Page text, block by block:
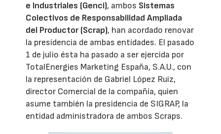
e Industriales (Genci), ambos Sistemas
Colectivos de Responsabilidad Ampliada
del Productor (Scrap), han acordado renovar
la presidencia de ambas entidades. El pasado
1 de julio ésta ha pasado a ser ejercida por
TotalEnergies Marketing España, S.A.U., con
la representación de Gabriel López Ruiz,
director Comercial de la compañía, quien
asume también la presidencia de SIGRAP, la
entidad administradora de ambos Scraps.